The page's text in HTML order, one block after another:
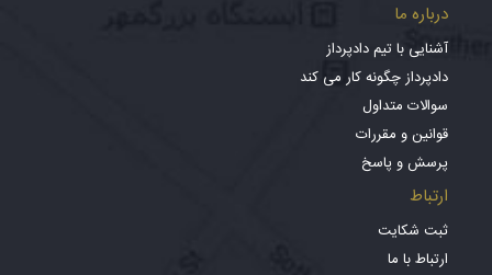
درباره ما
آشنایی با تیم دادپرداز
دادپرداز چگونه کار می کند
سوالات متداول
قوانین و مقررات
پرسش و پاسخ
ارتباط
ثبت شکایت
ارتباط با ما